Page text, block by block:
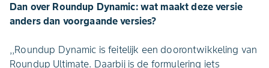
Dan over Roundup Dynamic: wat maakt deze versie
anders dan voorgaande versies?
,,Roundup Dynamic is feitelijk een doorontwikkeling van
Roundup Ultimate. Daarbij is de formulering iets